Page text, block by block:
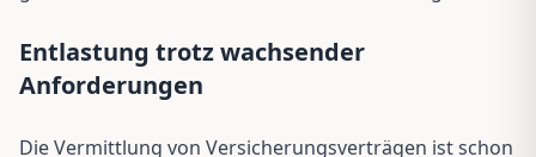
Entlastung trotz wachsender
Anforderungen
Die Vermittlung von Versicherungsverträgen ist schon